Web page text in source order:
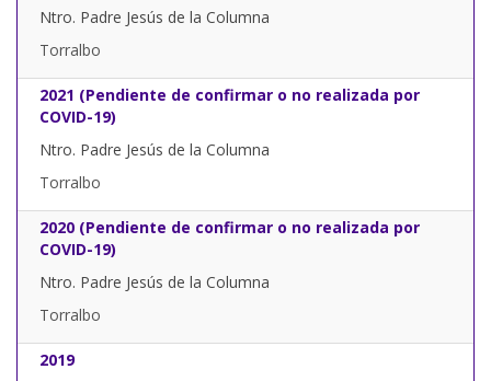
Ntro. Padre Jesús de la Columna
Torralbo
2021 (Pendiente de confirmar o no realizada por
COVID-19)
Ntro. Padre Jesús de la Columna
Torralbo
2020 (Pendiente de confirmar o no realizada por
COVID-19)
Ntro. Padre Jesús de la Columna
Torralbo
2019